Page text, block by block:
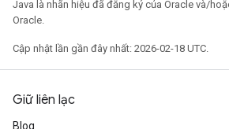
Java là nhãn hiệu đã đăng ký của Oracle và/
Oracle.
Cập nhật lần gần đây nhất: 2026-02-18 UTC.
Giữ liên lạc
Blog